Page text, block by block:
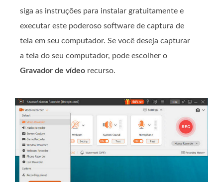
siga as instruções para instalar gratuitamente e
executar este poderoso software de captura de
tela em seu computador. Se você deseja capturar
a tela do seu computador, pode escolher o
Gravador de vídeo recurso.